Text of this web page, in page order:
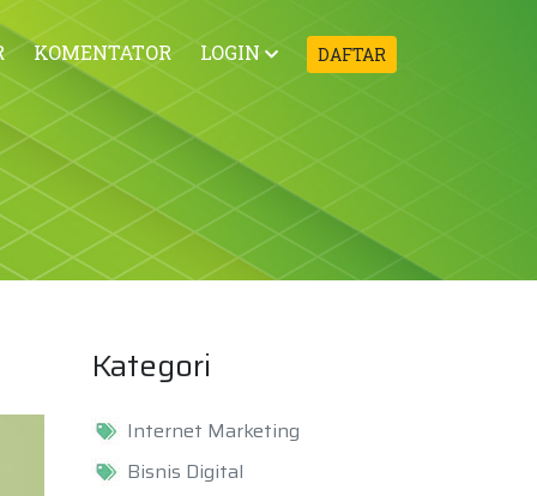
KOMENTATOR LOGIN DAFTAR
Kategori
Internet Marketing
Bisnis Digital